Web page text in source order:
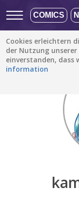
COMICS
Cookies erleichtern
der Nutzung
einverstanden, dass
information
Entdecken /